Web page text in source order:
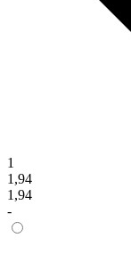
1
1,94
1,94
-